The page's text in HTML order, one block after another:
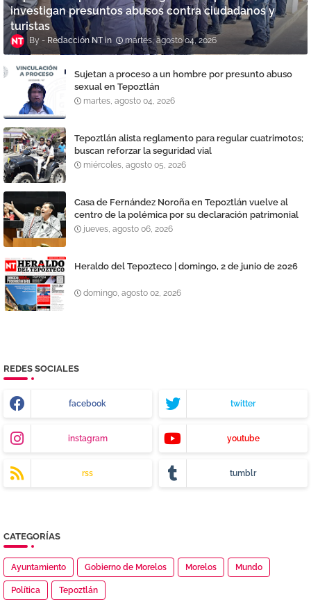
investigan presuntos abusos contra ciudadanos y
turistas
Redacción NT martes, agosto 04, 2026
Sujetan a proceso a un hombre por presunto abuso
sexual en Tepoztlán
martes, agosto 04, 2026
Tepoztlán alista reglamento para regular cuatrimotos;
buscan reforzar la seguridad vial
miércoles, agosto 05, 2026
Casa de Fernández Noroña en Tepoztlán vuelve al
centro de la polémica por su declaración patrimonial
jueves, agosto 06, 2026
Heraldo del Tepozteco | domingo, 2 de junio de 2026
domingo, agosto 02, 2026
REDES SOCIALES
facebook twitter
instagram youtube
rss tumblr
CATEGORÍAS
Ayuntamiento Gobierno de Morelos Morelos Mundo
Política Tepoztlán